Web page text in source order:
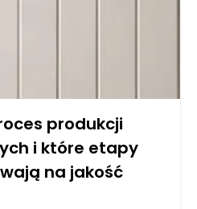
produkcji
i które etapy
na jakość